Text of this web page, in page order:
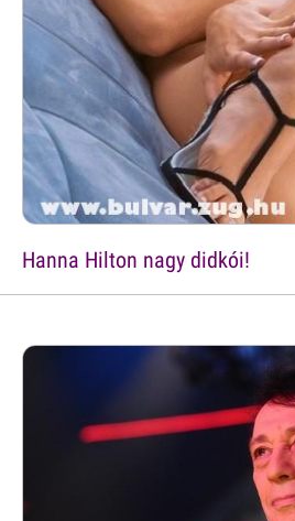
Hanna Hilton nagy didkói!